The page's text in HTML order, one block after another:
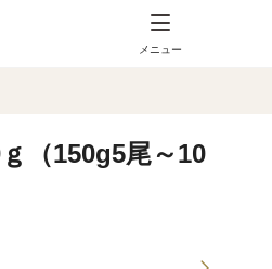
メニュー
（150g5尾～10